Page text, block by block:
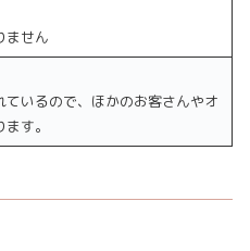
ません
いるので、ほかのお客さんやオ
す。